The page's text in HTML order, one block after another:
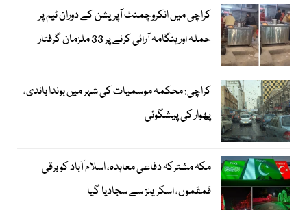
کراچی میں انکروچمنٹ آپریشن کے دوران ٹیم پر
حملہ اور ہنگامہ آرائی کرنے پر 33 ملزمان گرفتار
کراچی: محکمہ موسمیات کی شہر میں بوندا باندی،
پھوار کی پیشگوئی
مکہ مشترکہ دفاعی معاہدہ، اسلام آباد کو برقی
قمقموں، اسکرینز سے سجادیا گیا